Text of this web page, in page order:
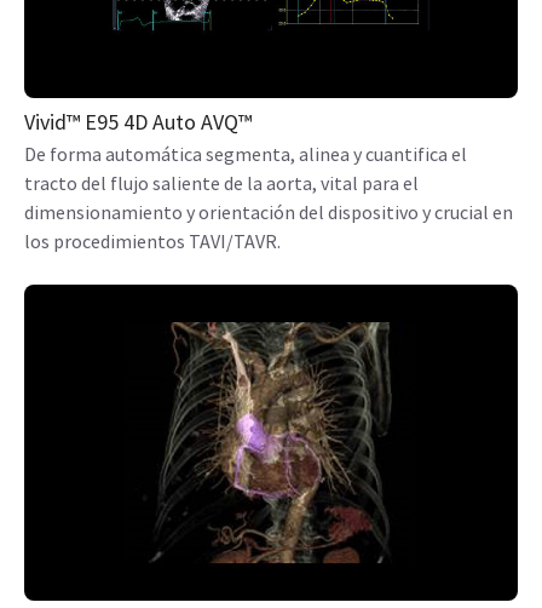
Vivid™ E95 4D Auto AVQ™
De forma automática segmenta, alinea y cuantifica el
tracto del flujo saliente de la aorta, vital para el
dimensionamiento y orientación del dispositivo y crucial en
los procedimientos TAVI/TAVR.